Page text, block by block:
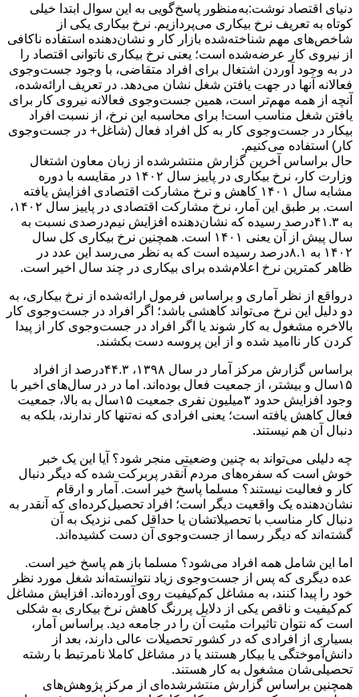
دنیای اقتصاد نوشت:به‌منظور پاسخ‌گویی به این سوال ابتدا خیلی
کوتاه به تعریف نرخ بیکاری می‌پردازیم. نرخ بیکاری یکی از
شاخص‌های مهم شناخته‌شده بازار کار و نشان‌دهنده ‌استفاده ناکافی
از نیروی کار عرضه‌شده است؛ یعنی نرخ بیکاری ناتوانی اقتصاد را
در به وجود آوردن اشتغال برای افراد متقاضی، با وجود جست‌وجوی
فعالانه آنها در جهت یافتن شغل نشان می‌دهد. در تعریف ارائه‌شده،
آنچه از همه مهم‌تر است، همین جست‌وجوی فعالانه نیروی کار برای
یافتن شغل مناسب است! برای محاسبه این نرخ، از نسبت افراد
بیکار در جست‌وجوی کار به کل افراد فعال (شاغل+ در جست‌وجوی
کار) استفاده می‌کنیم.
حال براساس آخرین گزارش منتشرشده از زبان معاون اشتغال
وزارت کار، نرخ بیکاری در پاییز سال ۱۴٠۲ در مقایسه با دوره
مشابه سال ۱۴٠۱ کاهش و نرخ مشارکت اقتصادی افزایش یافته
است. بر طبق این آمار، نرخ مشارکت اقتصادی در پاییز سال ۱۴٠۲،
به ۴۱.۳‌درصد رسیده که نشان‌دهنده افزایش نیم‌درصدی نسبت به
سال پیش از آن یعنی ۱۴٠۱ است. همچنین نرخ بیکاری کل سال
۱۴٠۲ به ۸.۱درصد رسیده است که به نظر می‌رسد این عدد در
ظاهر کمترین نرخ اعلام‌شده برای بیکاری در چند سال اخیر است.
درواقع از نظر آماری و براساس فرمول ارائه‌شده از نرخ بیکاری، به
دو دلیل این نرخ می‌تواند کاهشی باشد؛ اگر افراد در جست‌وجوی کار
بالاخره مشغول به کار شوند یا اگر افراد در جست‌وجوی کار از پیدا
کردن کار ناامید شده و از این پروسه دست بکشند.
براساس گزارش مرکز آمار در سال ۱۳۹۸، ۴۴.۳‌درصد از افراد
۱۵سال و بیشتر، از جمعیت فعال بوده‌اند. اما در در سال‌های اخیر با
وجود افزایش حدود ۳میلیون نفری جمعیت ۱۵سال به بالا، جمعیت
فعال کاهش یافته است؛ یعنی افرادی که نه‌تنها کار ندارند، بلکه به
دنبال آن هم نیستند.
چه دلیلی می‌تواند به چنین وضعیتی منجر شود؟ آیا این یک خبر
خوش است که سفره‌های مردم آنقدر پربرکت شده که دیگر دنبال
کار و فعالیت نیستند؟ مسلما پاسخ خیر است. آمار و ارقام
نشان‌دهنده یک واقعیت دیگر است؛ افراد تحصیل‌کرده‌ای که آنقدر به
دنبال کار مناسب با تحصیلاتشان یا حداقل کمی نزدیک به آن
گشته‌اند که دیگر رسما از جست‌وجوی آن دست کشیده‌اند.
اما این شامل همه افراد می‌شود؟ مسلما باز هم پاسخ خیر است.
عده دیگری که پس از جست‌وجوی زیاد نتوانسته‌اند شغل مورد نظر
خود را پیدا کنند، به مشاغل کم‌کیفیت روی آورده‌اند. افزایش مشاغل
کم‌کیفیت و ناقص یکی از دلایل پررنگ کاهش نرخ بیکاری به شکلی
است که نتوان تاثیرات مثبت آن را در جامعه دید. براساس آمار،
بسیاری از افرادی که در کشور تحصیلات عالی دارند، بعد از
دانش‌آموختگی یا بیکار هستند یا در مشاغل کاملا نامرتبط با رشته
تحصیلی‌شان مشغول به کار هستند.
همچنین براساس گزارش منتشرشده‌ای از مرکز پژوهش‌های